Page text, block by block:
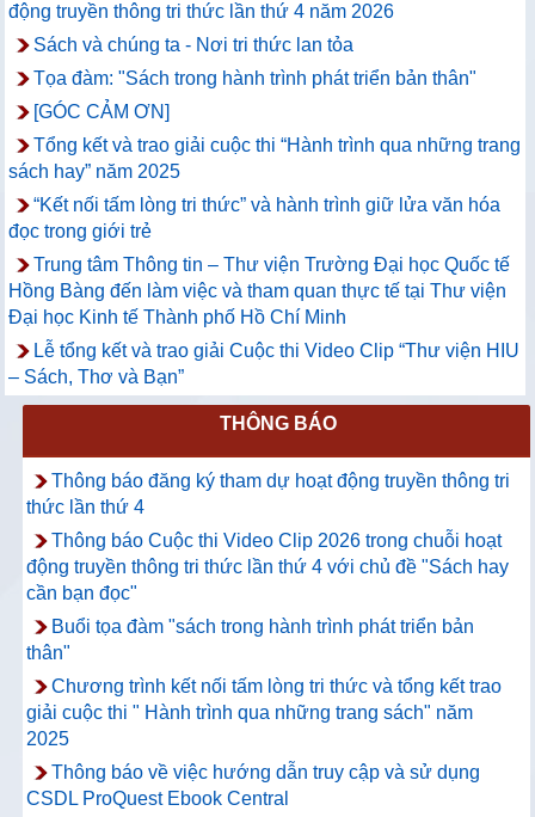
động truyền thông tri thức lần thứ 4 năm 2026
Sách và chúng ta - Nơi tri thức lan tỏa
Tọa đàm: "Sách trong hành trình phát triển bản thân"
[GÓC CẢM ƠN]
Tổng kết và trao giải cuộc thi “Hành trình qua những trang
sách hay” năm 2025
“Kết nối tấm lòng tri thức” và hành trình giữ lửa văn hóa
đọc trong giới trẻ
Trung tâm Thông tin – Thư viện Trường Đại học Quốc tế
Hồng Bàng đến làm việc và tham quan thực tế tại Thư viện
Đại học Kinh tế Thành phố Hồ Chí Minh
Lễ tổng kết và trao giải Cuộc thi Video Clip “Thư viện HIU
– Sách, Thơ và Bạn”
THÔNG BÁO
Thông báo đăng ký tham dự hoạt động truyền thông tri
thức lần thứ 4
Thông báo Cuộc thi Video Clip 2026 trong chuỗi hoạt
động truyền thông tri thức lần thứ 4 với chủ đề "Sách hay
cần bạn đọc"
Buổi tọa đàm "sách trong hành trình phát triển bản
thân"
Chương trình kết nối tấm lòng tri thức và tổng kết trao
giải cuộc thi " Hành trình qua những trang sách" năm
2025
Thông báo về việc hướng dẫn truy cập và sử dụng
CSDL ProQuest Ebook Central